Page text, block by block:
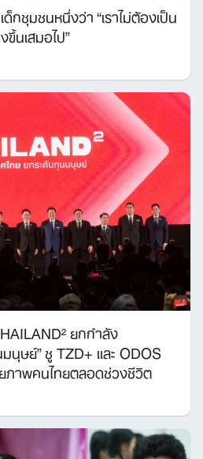
ด็กชุมชนหนึ่งว่า “เราไม่ต้องเป็น
นเสมอไป”
ยกกำลัง
นุษย์” ชู TZD+ และ ODOS
าพคนไทยตลอดช่วงชีวิต